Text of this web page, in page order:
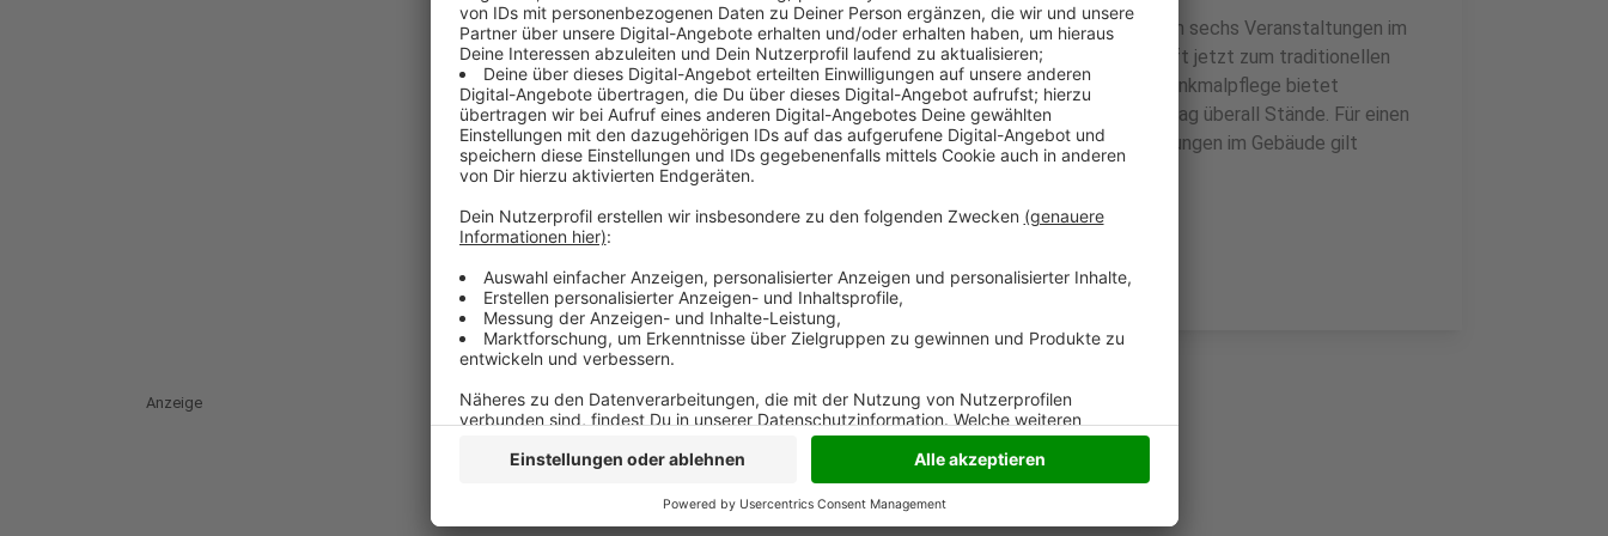
In Sonsbeck wird am Sonntag (26.09.) groß aufgefahren. Nachdem sechs Veranstaltungen im
Ort wegen Corona ausfallen mussten, lädt die Werbegemeinschaft jetzt zum traditionellen
Herbstmarkt mit verkaufsoffenem Sonntag ein. Der Verein für Denkmalpflege bietet
außerdem mehrere Führungen an. Ab 11 Uhr gibt es am Wahlsonntag überall Stände. Für einen
Besuch muss man geimpft, genesen oder getestet sein. Bei Führungen im Gebäude gilt
Maskenpflicht.
Anzeige
Anzeige